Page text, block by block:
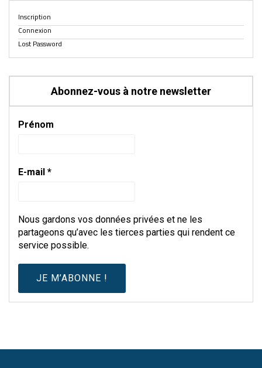
Inscription
Connexion
Lost Password
Abonnez-vous à notre newsletter
Prénom
E-mail *
Nous gardons vos données privées et ne les
partageons qu’avec les tierces parties qui rendent ce
service possible.